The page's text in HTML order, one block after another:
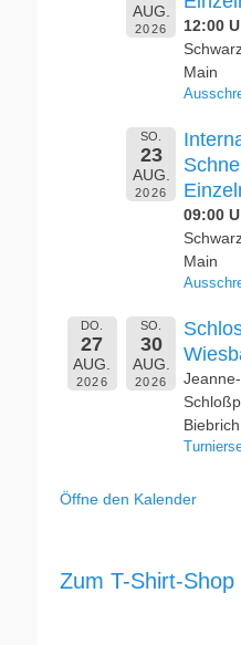
AUG.
2026 12:00
Main
SO.
23
AUG.
2026
09:00
Main
DO.
27
AUG.
2026
SO.
30
AUG.
2026
Biebrich
Öffne den Kalender
Zum T-Shirt-Shop